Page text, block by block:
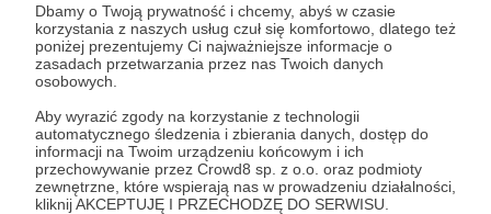
Dbamy o Twoją prywatność i chcemy, abyś w czasie
korzystania z naszych usług czuł się komfortowo, dlatego też
poniżej prezentujemy Ci najważniejsze informacje o
zasadach przetwarzania przez nas Twoich danych
osobowych.
Aby wyrazić zgody na korzystanie z technologii
automatycznego śledzenia i zbierania danych, dostęp do
informacji na Twoim urządzeniu końcowym i ich
przechowywanie przez Crowd8 sp. z o.o. oraz podmioty
zewnętrzne, które wspierają nas w prowadzeniu działalności,
kliknij AKCEPTUJĘ I PRZECHODZĘ DO SERWISU.
Strategy and Future „W Strefie Zgniotu”.
Odcinek 8 (Wideo)
Jacek Bartosiak i Albert Świdziński – „Strefa Zgniotu” po
Wzoru.
Jacek Bartosiak W strefie zgniotu strefa zgniotu